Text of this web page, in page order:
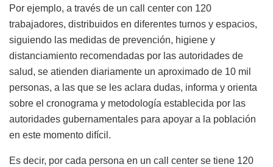
Por ejemplo, a través de un call center con 120
trabajadores, distribuidos en diferentes turnos y espacios,
siguiendo las medidas de prevención, higiene y
distanciamiento recomendadas por las autoridades de
salud, se atienden diariamente un aproximado de 10 mil
personas, a las que se les aclara dudas, informa y orienta
sobre el cronograma y metodología establecida por las
autoridades gubernamentales para apoyar a la población
en este momento difícil.
Es decir, por cada persona en un call center se tiene 120